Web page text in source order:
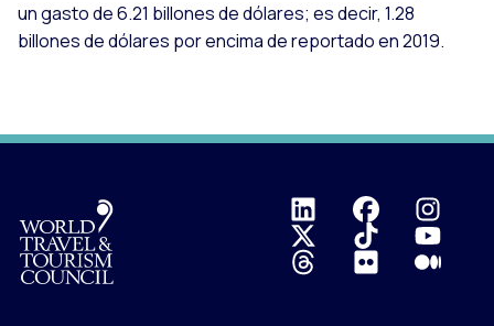
un gasto de 6.21 billones de dólares; es decir, 1.28
billones de dólares por encima de reportado en 2019.
Logo